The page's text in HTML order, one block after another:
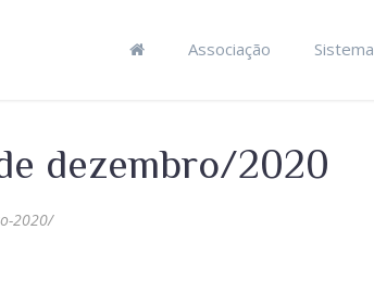
Associação Sistema
dezembro/2020
2020/